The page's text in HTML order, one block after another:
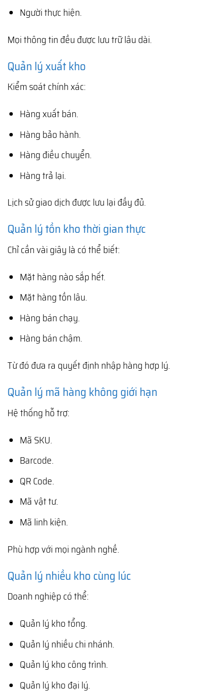
Người thực hiện.
Mọi thông tin đều được lưu trữ lâu dài.
Quản lý xuất kho
Kiểm soát chính xác:
Hàng xuất bán.
Hàng bảo hành.
Hàng điều chuyển.
Hàng trả lại.
Lịch sử giao dịch được lưu lại đầy đủ.
Quản lý tồn kho thời gian thực
Chỉ cần vài giây là có thể biết:
Mặt hàng nào sắp hết.
Mặt hàng tồn lâu.
Hàng bán chạy.
Hàng bán chậm.
Từ đó đưa ra quyết định nhập hàng hợp lý.
Quản lý mã hàng không giới hạn
Hệ thống hỗ trợ:
Mã SKU.
Barcode.
QR Code.
Mã vật tư.
Mã linh kiện.
Phù hợp với mọi ngành nghề.
Quản lý nhiều kho cùng lúc
Doanh nghiệp có thể:
Quản lý kho tổng.
Quản lý nhiều chi nhánh.
Quản lý kho công trình.
Quản lý kho đại lý.